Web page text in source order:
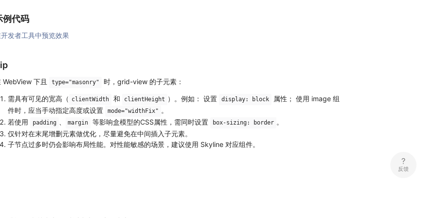
例代码
发者工具中预览效果
WebView 下且 type="masonry" 时，grid-view 的子元素：
需具有可见的宽高（ clientWidth 和 clientHeight ）。例如： 设置 display: block
属性； 使用 image 组
件时，应当手动指定高度或设置
mode="widthFix" 。
若使用
padding margin 等影响盒模型的CSS属性，需同时设置 box-sizing: border 。
仅针对在末尾增删元素做优化，尽量避免在中间插入子元素。
子节点过多时仍会影响布局性能。对性能敏感的场景，建议使用 Skyline 对应组件。
反馈